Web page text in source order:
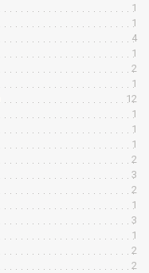
1
1
4
1
2
1
12
1
1
1
2
3
2
1
3
1
2
2